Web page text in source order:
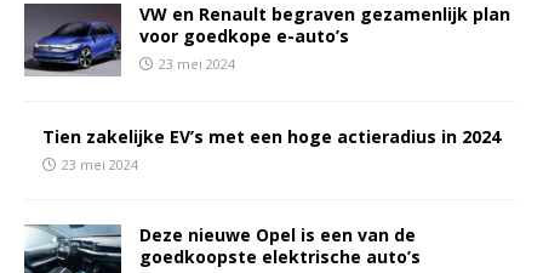
VW en Renault begraven gezamenlijk plan
voor goedkope e-auto’s
23 mei 2024
Tien zakelijke EV’s met een hoge actieradius in 2024
23 mei 2024
Deze nieuwe Opel is een van de
goedkoopste elektrische auto’s